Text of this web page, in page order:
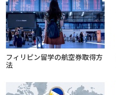
フィリピン留学の航空券取得方
法